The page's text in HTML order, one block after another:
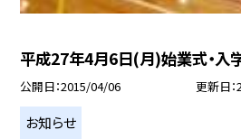
平成27年4月6日(月)始業式・入
公開日 2015/04/06 更新日
お知らせ